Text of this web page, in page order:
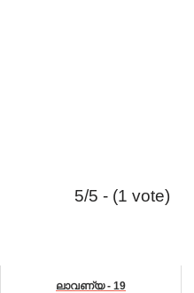
5/5 - (1 vote)
ലാവണ്യ - 19